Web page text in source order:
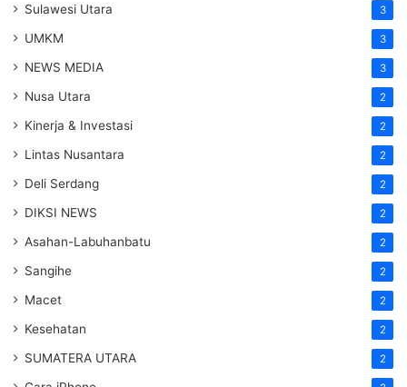
Sulawesi Utara 3
UMKM 3
NEWS MEDIA 3
Nusa Utara 2
Kinerja & Investasi 2
Lintas Nusantara 2
Deli Serdang 2
DIKSI NEWS 2
Asahan-Labuhanbatu 2
Sangihe 2
Macet 2
Kesehatan 2
SUMATERA UTARA 2